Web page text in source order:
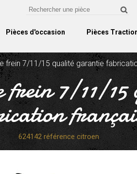
Pièces d'occasion Pièces
frein 7/11/15 qualité garantie
frein 7/11/
624142 référence citroen